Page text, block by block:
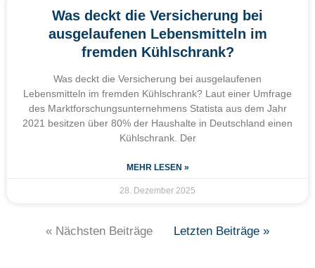
Was deckt die Versicherung bei
ausgelaufenen Lebensmitteln im
fremden Kühlschrank?
Was deckt die Versicherung bei ausgelaufenen
Lebensmitteln im fremden Kühlschrank? Laut einer Umfrage
des Marktforschungsunternehmens Statista aus dem Jahr
2021 besitzen über 80% der Haushalte in Deutschland einen
Kühlschrank. Der
MEHR LESEN »
28. Dezember 2025
« Nächsten Beiträge Letzten Beiträge »